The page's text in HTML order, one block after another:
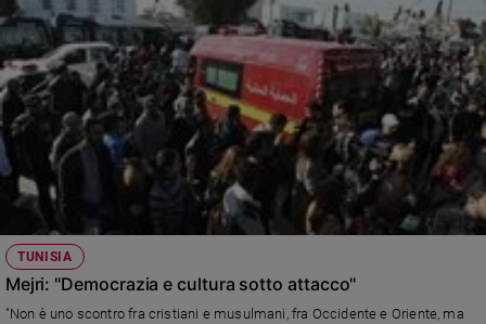
TUNISIA
Mejri: "Democrazia e cultura sotto attacco"
"Non è uno scontro fra cristiani e musulmani, fra Occidente e Oriente, ma